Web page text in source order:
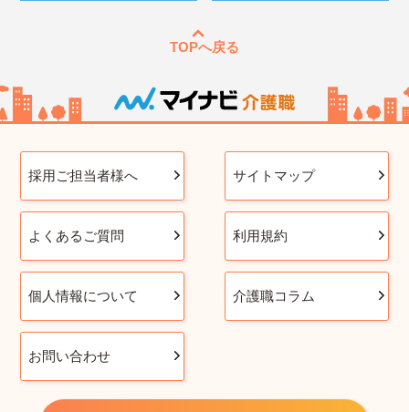
TOPへ戻る
採用ご担当者様へ サイトマップ
よくあるご質問 利用規約
個人情報について 介護職コラム
お問い合わせ